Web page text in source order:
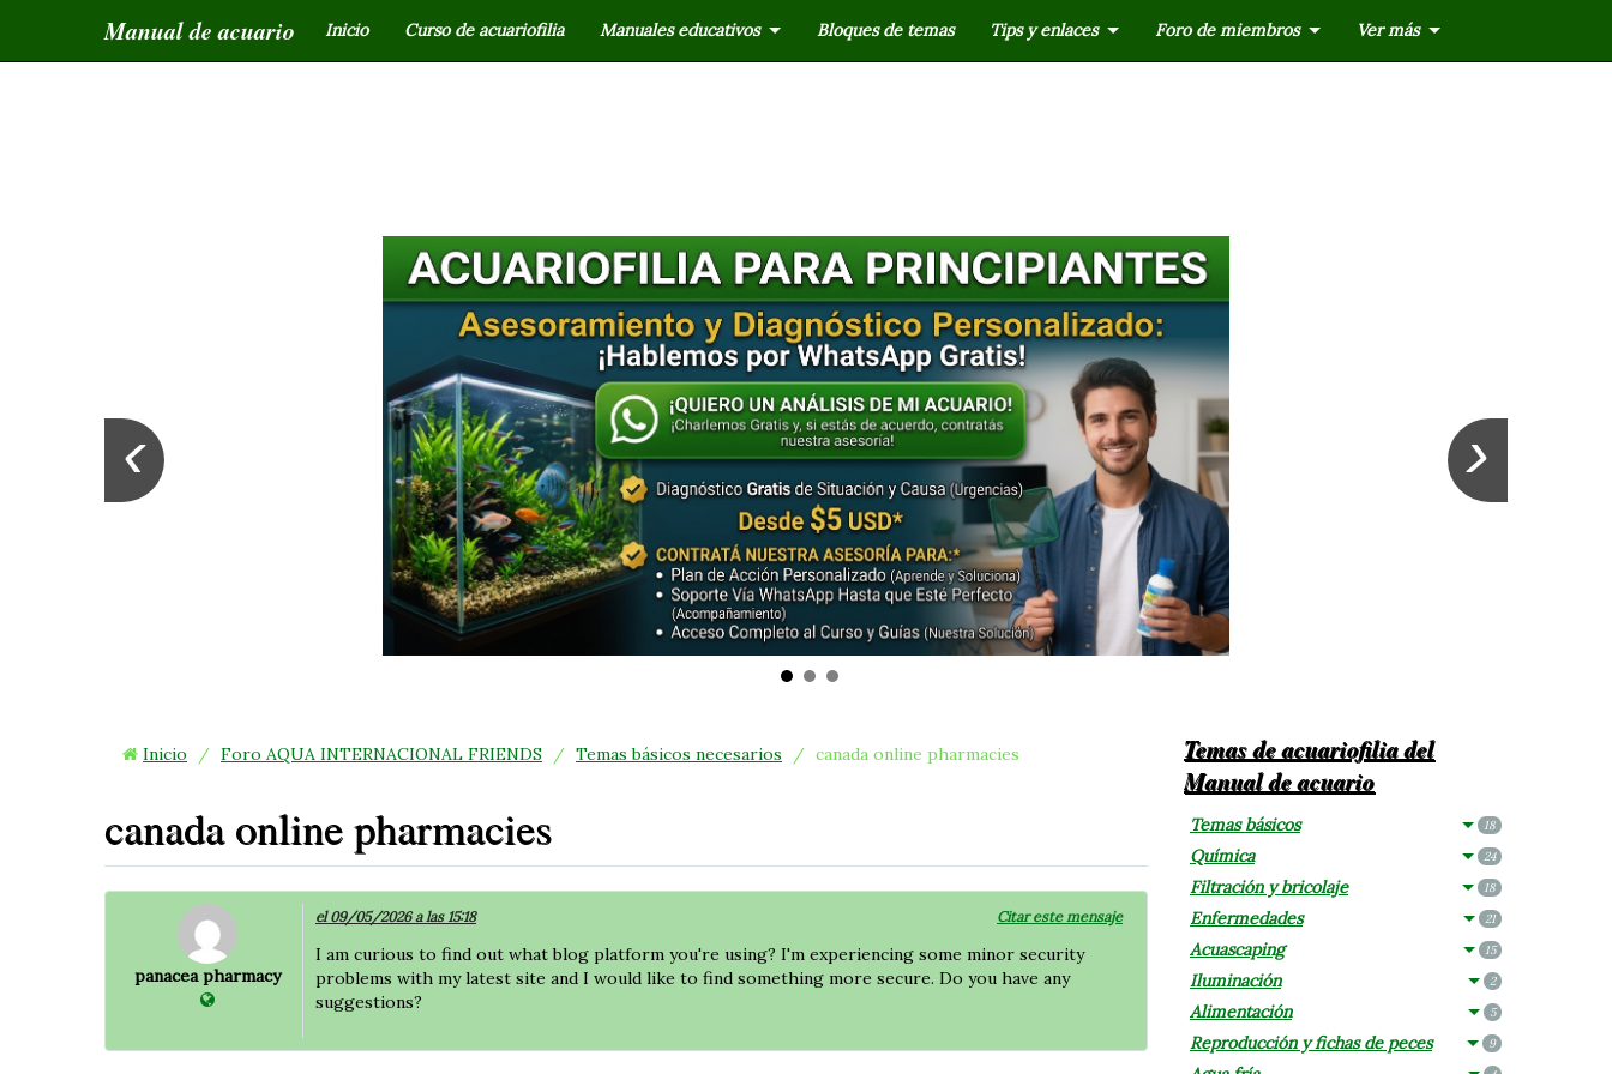
Manual de acuario Inicio Curso de acuariofilia Manuales educativos Bloques de temas Tips y enlaces Foro de miembros Ver más
‹ ›
Inicio / Foro AQUA INTERNACIONAL FRIENDS / Temas básicos necesarios / canada online pharmacies
canada online pharmacies
panacea pharmacy
el 09/05/2026 a las 15:18 Citar este mensaje
I am curious to find out what blog platform you're using? I'm experiencing some minor security
problems with my latest site and I would like to find something more secure. Do you have any
suggestions?
Temas de acuariofilia del
Manual de acuario
Temas básicos 18
Química 24
Filtración y bricolaje 18
Enfermedades 21
Acuascaping 15
Iluminación 2
Alimentación 5
Reproducción y fichas de peces 9